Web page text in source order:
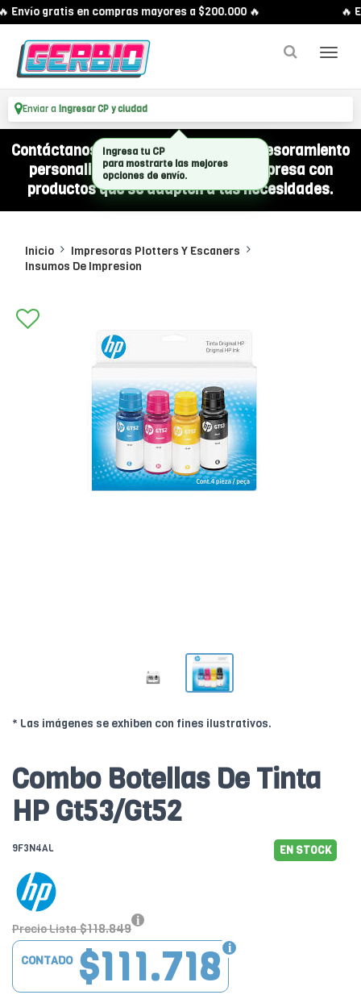
Envío gratis en compras mayores a $200.000 🔥 🔥
Enviar a Ingresar CP y ciudad
Contáctanos por WhatsApp y recibí asesoramiento
personalizado para equipar a tu empresa con
productos que se adapten a tus necesidades.
Inicio
Impresoras Plotters Y Escaners
Insumos De Impresion
* Las imágenes se exhiben con fines ilustrativos.
Combo Botellas De Tinta
HP Gt53/Gt52
9F3N4AL EN STOCK
Precio Lista $118.849
$111.718
CONTADO
Ingresa tu CP
para mostrarte las mejores
opciones de envío.